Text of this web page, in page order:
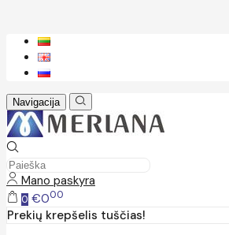
Navigacija
Mano paskyra
0 €000
Prekių krepšelis tuščias!